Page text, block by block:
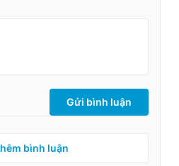
Gửi bình luận
bình luận